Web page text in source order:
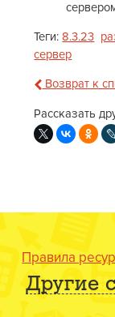
Теги:8.3.23
сервер
Возврат к
Рассказать
Правила
Другие